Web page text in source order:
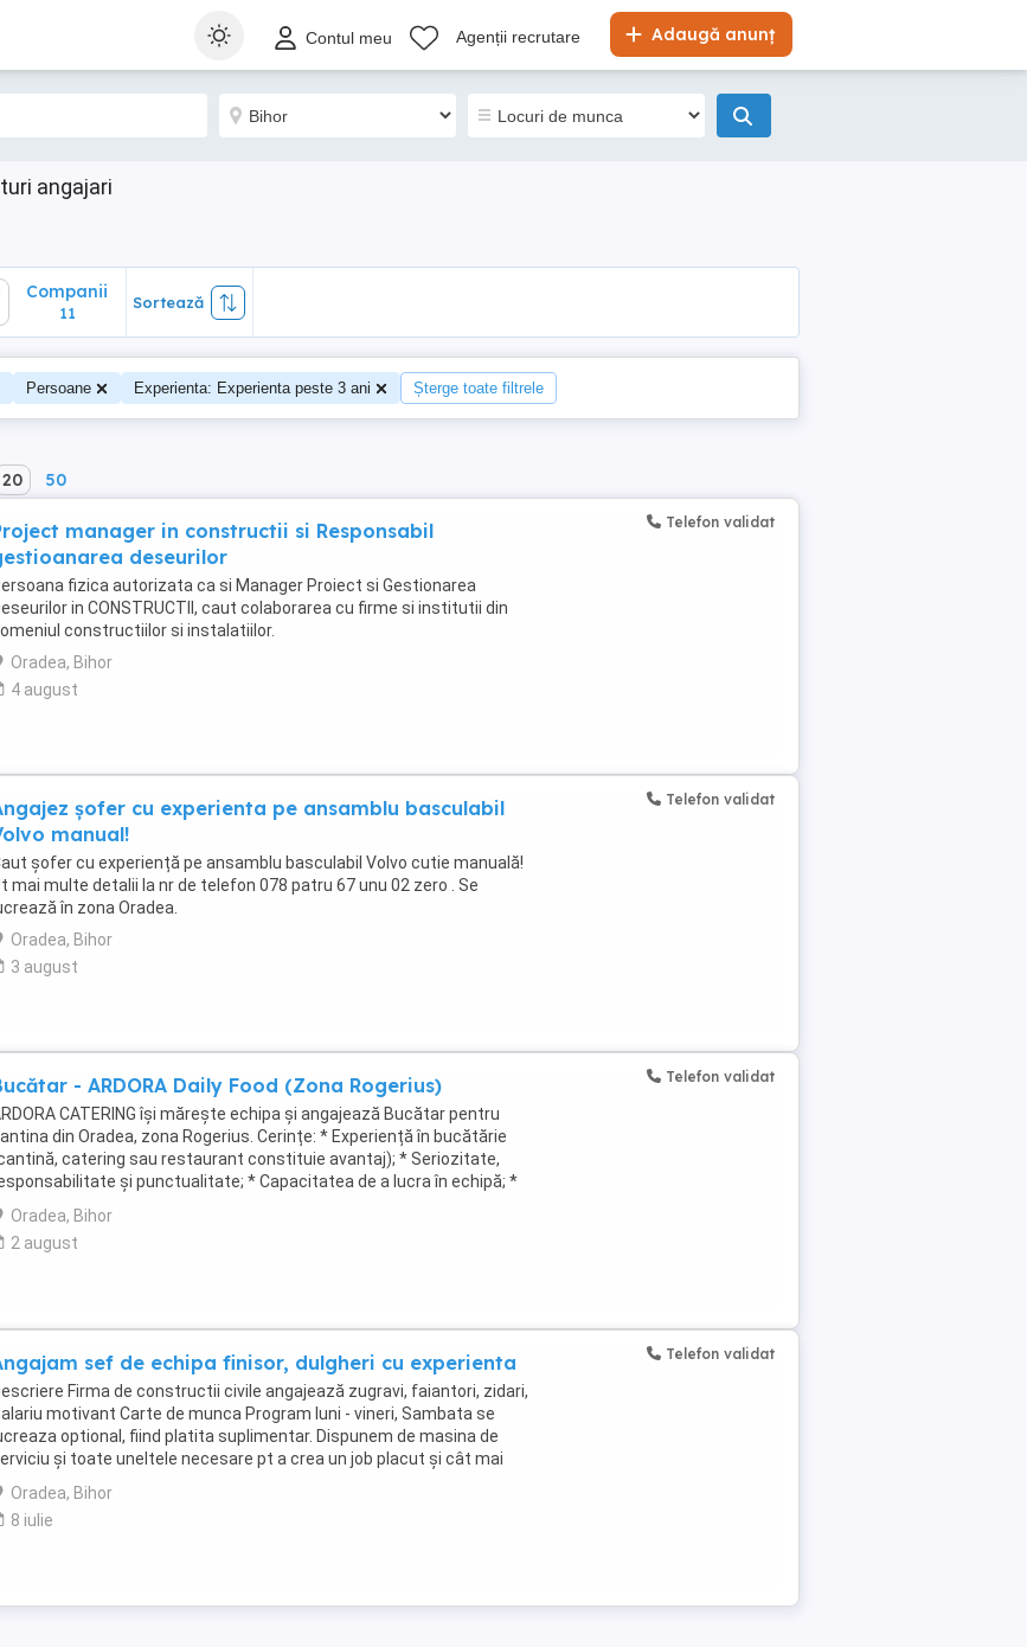
Adaugă anunț
Contul meu Agenții recrutare
angajari
Companii
11
Sortează
Persoane Experienta: Experienta peste 3 ani Șterge toate filtrele
20 50
manager in constructii si Responsabil
deseurilor
fizica autorizata ca si Manager Proiect si Gestionarea
in CONSTRUCTII, caut colaborarea cu firme si institutii din
constructiilor si instalatiilor.
Oradea, Bihor
4 august
Telefon validat
șofer cu experienta pe ansamblu basculabil
manual!
șofer cu experiență pe ansamblu basculabil Volvo cutie manuală!
mai multe detalii la nr de telefon 078 patru 67 unu 02 zero . Se
în zona Oradea.
Oradea, Bihor
3 august
Telefon validat
- ARDORA Daily Food (Zona Rogerius)
CATERING își mărește echipa și angajează Bucătar pentru
din Oradea, zona Rogerius. Cerințe: * Experiență în bucătărie
catering sau restaurant constituie avantaj); * Seriozitate,
și punctualitate; * Capacitatea de a lucra în echipă; *
normelor de ...
Oradea, Bihor
2 august
Telefon validat
sef de echipa finisor, dulgheri cu experienta
Firma de constructii civile angajează zugravi, faiantori, zidari,
motivant Carte de munca Program luni - vineri, Sambata se
optional, fiind platita suplimentar. Dispunem de masina de
și toate uneltele necesare pt a crea un job placut și cât mai
posibil . Permis ...
Oradea, Bihor
8 iulie
Telefon validat